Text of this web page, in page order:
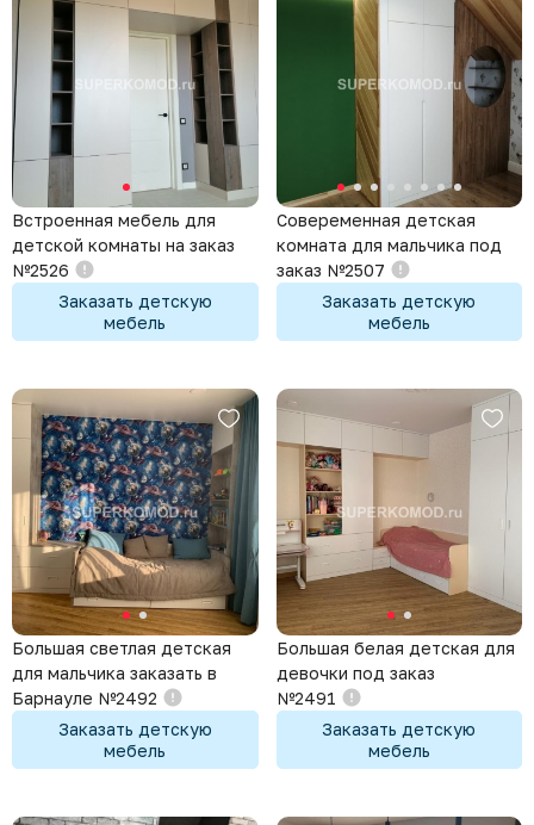
Встроенная мебель для
детской комнаты на заказ
№2526
Заказать детскую
мебель
Совеременная детская
комната для мальчика под
заказ №2507
Заказать детскую
мебель
Большая светлая детская
для мальчика заказать в
Барнауле №2492
Заказать детскую
мебель
Большая белая детская для
девочки под заказ
№2491
Заказать детскую
мебель